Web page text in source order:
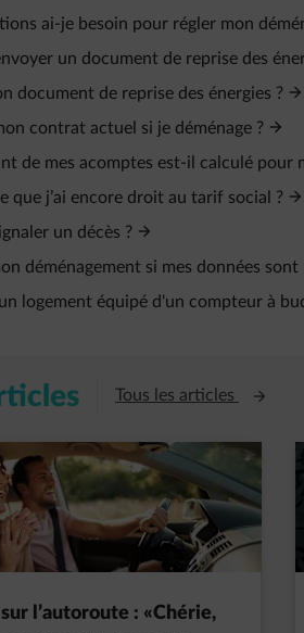
ai-je besoin pour régler mon
un document de reprise des
document de reprise des énergies ?
contrat actuel si je déménage ?
de mes acomptes est-il calculé pour
que j’ai encore droit au tarif social ?
un décès ?
déménagement si mes données sont
logement équipé d'un compteur à
Tous les articles Ouvre
l’autoroute : «Chérie,